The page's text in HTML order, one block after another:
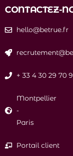
CONTACTEZ-
hello@betrue.fr
+ 33 4 30 29 70
Montpellier
-
Paris
Portail client